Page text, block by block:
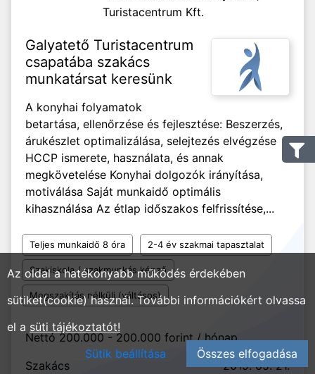
Turistacentrum Kft.
Galyatető Turistacentrum
csapatába szakács
munkatársat keresünk
A konyhai folyamatok
betartása, ellenőrzése és fejlesztése: Beszerzés,
árukészlet optimalizálása, selejtezés elvégzése
HCCP ismerete, használata, és annak
megkövetelése Konyhai dolgozók irányítása,
motiválása Saját munkaidő optimális
kihasználása Az étlap időszakos felfrissítése,...
Teljes munkaidő 8 óra 2-4 év szakmai tapasztalat
Szakiskola / szakmunkás képző
Megszakítás nélküli (váltásos)
Nettó 200.000 - 200.000 forint / hónap
Szakács
2019. 05. 21.
Az oldal a hatékonyabb működés érdekében
sütiket(cookie) használ. További információkért olvassa
el a süti tájékoztatót!
Sütik beállítása
Összes elfogadása